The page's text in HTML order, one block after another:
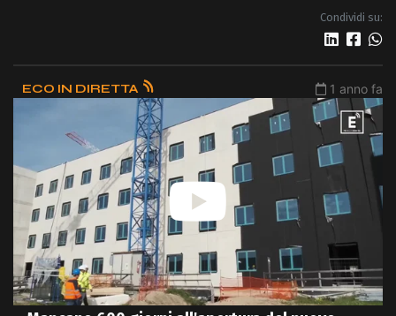
Condividi su:
ECO IN DIRETTA 1 anno fa